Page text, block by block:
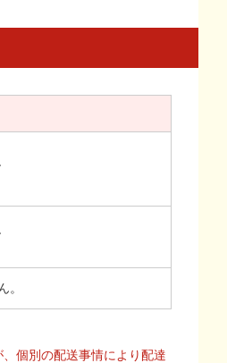
。
個別の配送事情により配達